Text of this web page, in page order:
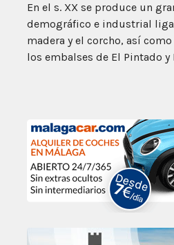
En el s. XX se produce un
demográfico e industrial
madera y el corcho, así
los embalses de El Pintado y